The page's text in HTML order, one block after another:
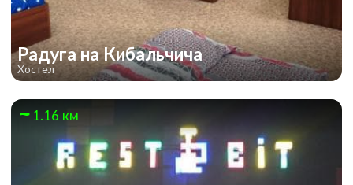
Радуга на Кибальчича
Хостел
1.16 км